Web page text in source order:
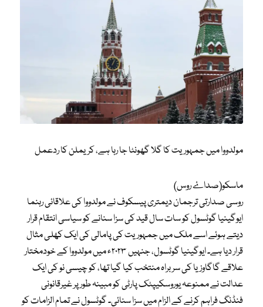
مولدووا میں جمہوریت کا گلا گھونٹا جا رہا ہے، کریملن کا ردعمل
ماسکو(صداۓ روس)
روسی صدارتی ترجمان دیمتری پیسکوف نے مولدووا کی علاقائی رہنما
ایوگینیا گوٹسول کو سات سال قید کی سزا سنانے کو سیاسی انتقام قرار
دیتے ہوئے اسے ملک میں جمہوریت کی پامالی کی ایک کھلی مثال
قرار دیا ہے۔ ایوگینیا گوٹسول، جنہیں ۲۰۲۳ء میں مولدووا کے خودمختار
علاقے گاگاوزیا کی سربراہ منتخب کیا گیا تھا، کو چیسی نو کی ایک
عدالت نے ممنوعہ یوروسکیپٹک پارٹی کو مبینہ طور پر غیرقانونی
فنڈنگ فراہم کرنے کے الزام میں سزا سنائی۔ گوٹسول نے تمام الزامات کو